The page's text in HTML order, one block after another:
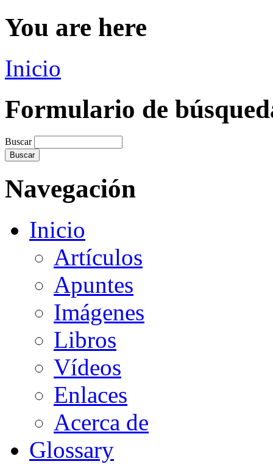
You are here
Inicio
Formulario de
Buscar
Navegación
Inicio
Artículos
Apuntes
Imágenes
Libros
Vídeos
Enlaces
Acerca de
Glossary